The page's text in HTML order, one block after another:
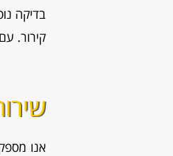
בדיקה
קירור.
אנו